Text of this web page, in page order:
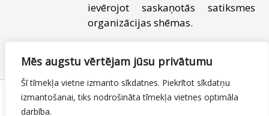
Mēs augstu vērtējam jūsu privātumu
Šī tīmekļa vietne izmanto sīkdatnes. Piekrītot sīkdatņu
izmantošanai, tiks nodrošināta tīmekļa vietnes optimāla
darbība.
ievērojot saskaņotās satiksmes
organizācijas shēmas.
ByMājas lapas moderators